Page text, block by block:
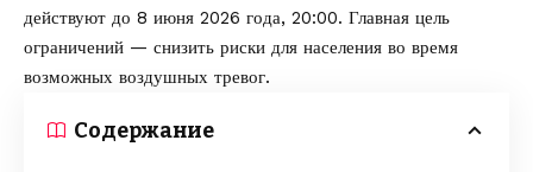
действуют до 8 июня 2026 года, 20:00. Главная цель
ограничений — снизить риски для населения во время
возможных воздушных тревог.
Содержание